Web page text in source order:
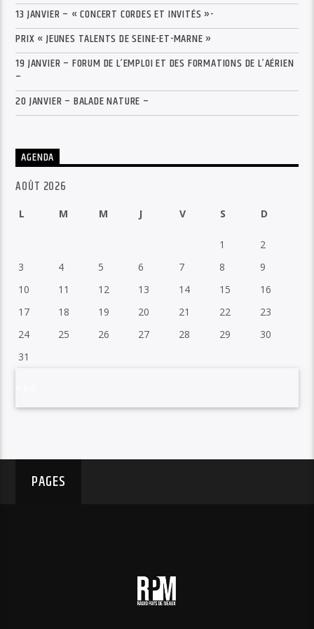
13 JANVIER – « CONCERT CORDES ET INVITÉS »-
PRIX « JEUNES TALENTS DE SEINE-ET-MARNE »
19 JANVIER – FORUM DE L’EMPLOI ET DES FORMATIONS DE L’AÉRIEN
–
20 JANVIER – BALADE NATURE –
AGENDA
AOÛT 2026
L M M J V S D
1
2
3
4 5 6 7 8
9
10
11 12 13 14 15
16
17
18 19 20 21 22
23
24
25 26 27 28 29
30
31
PAGES